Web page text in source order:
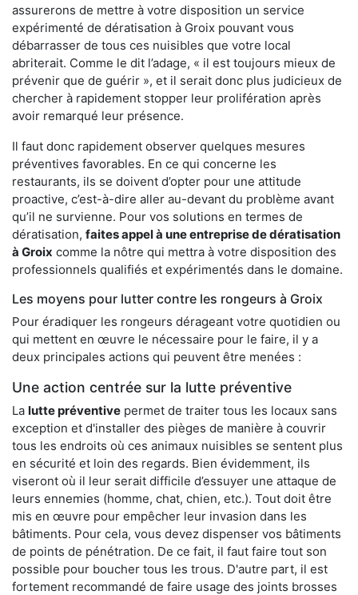
assurerons de mettre à votre disposition un service
expérimenté de dératisation à Groix pouvant vous
débarrasser de tous ces nuisibles que votre local
abriterait. Comme le dit l’adage, « il est toujours mieux de
prévenir que de guérir », et il serait donc plus judicieux de
chercher à rapidement stopper leur prolifération après
avoir remarqué leur présence.
Il faut donc rapidement observer quelques mesures
préventives favorables. En ce qui concerne les
restaurants, ils se doivent d’opter pour une attitude
proactive, c’est-à-dire aller au-devant du problème avant
qu’il ne survienne. Pour vos solutions en termes de
dératisation, faites appel à une entreprise de dératisation
à Groix comme la nôtre qui mettra à votre disposition des
professionnels qualifiés et expérimentés dans le domaine.
Les moyens pour lutter contre les rongeurs à Groix
Pour éradiquer les rongeurs dérageant votre quotidien ou
qui mettent en œuvre le nécessaire pour le faire, il y a
deux principales actions qui peuvent être menées :
Une action centrée sur la lutte préventive
La lutte préventive permet de traiter tous les locaux sans
exception et d'installer des pièges de manière à couvrir
tous les endroits où ces animaux nuisibles se sentent plus
en sécurité et loin des regards. Bien évidemment, ils
viseront où il leur serait difficile d’essuyer une attaque de
leurs ennemies (homme, chat, chien, etc.). Tout doit être
mis en œuvre pour empêcher leur invasion dans les
bâtiments. Pour cela, vous devez dispenser vos bâtiments
de points de pénétration. De ce fait, il faut faire tout son
possible pour boucher tous les trous. D'autre part, il est
fortement recommandé de faire usage des joints brosses